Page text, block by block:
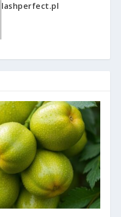
lashperfect.pl